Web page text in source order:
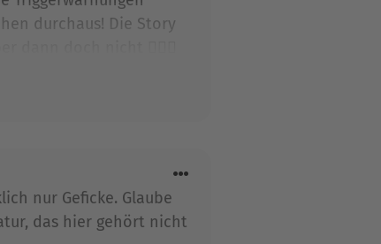
durchaus! Die Story
nur Geficke. Glaube
das hier gehört nicht